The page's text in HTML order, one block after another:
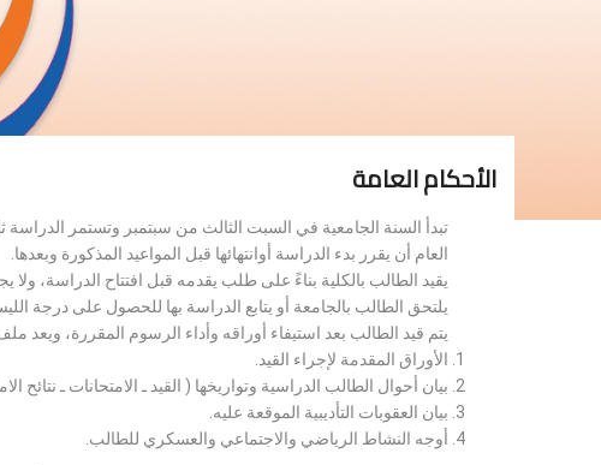
الأحكام العامة
تبدأ السنة الجامعية في السبت الثالث من سبتمبر وتستمر
العام أن يقرر بدء الدراسة أوانتهائها قبل المواعيد المذكورة وبعدها.
يقيد الطالب بالكلية بناءً على طلب يقدمه قبل افتتاح الدراسة،
يلتحق الطالب بالجامعة أو يتابع الدراسة بها للحصول على درجة
يتم قيد الطالب بعد استيفاء أوراقه وأداء الرسوم المقررة،
الأوراق المقدمة لإجراء القيد.
بيان أحوال الطالب الدراسية وتواريخها ( القيد ـ الامتحانات ـ نتائح
بيان العقوبات التأديبية الموقعة عليه.
أوجه النشاط الرياضي والاجتماعي والعسكري للطالب.